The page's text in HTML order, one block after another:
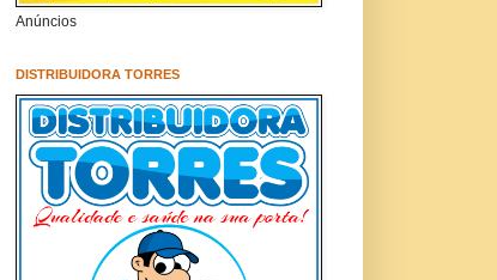
Anúncios
DISTRIBUIDORA TORRES